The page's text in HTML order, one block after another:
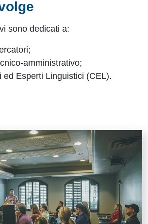
sono dedicati a:
amministrativo;
ed Esperti Linguistici (CEL).